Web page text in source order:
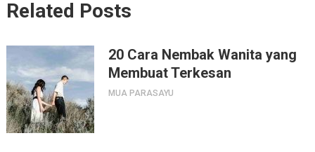
Related Posts
20 Cara Nembak Wanita yang
Membuat Terkesan
MUA PARASAYU